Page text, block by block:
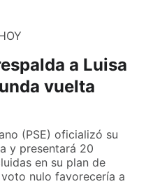
a Luisa
vuelta
(PSE) oficializó su
y presentará 20
en su plan de
nulo favorecería a